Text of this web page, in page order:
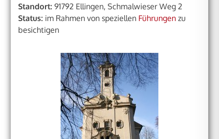
Standort: 91792 Ellingen, Schmalwieser Weg 2
Status: im Rahmen von speziellen Führungen zu
besichtigen